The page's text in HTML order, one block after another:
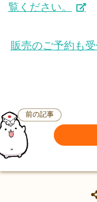
覧ください。
販売のご予約も受
前の記事